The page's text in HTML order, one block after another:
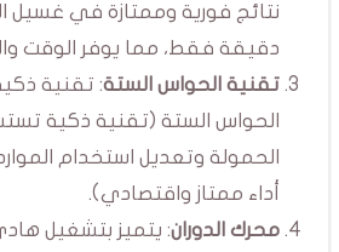
دقيقة فقط، مما يوفر الوقت
تقنية الحواس الستة: تقنية
الحواس الستة (تقنية ذكية
الحمولة وتعديل استخدام
أداء ممتاز واقتصادي).
محرك الدوران: يتميز بتشغيل